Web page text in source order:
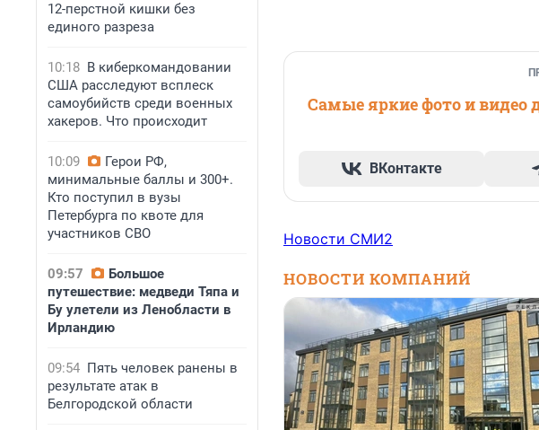
12-перстной кишки без
единого разреза
10:18 В киберкомандовании
США расследуют всплеск
самоубийств среди военных
хакеров. Что происходит
10:09
Герои РФ,
минимальные баллы и 300+.
Кто поступил в вузы
Петербурга по квоте для
участников СВО
09:57
Большое
путешествие: медведи Тяпа и
Бу улетели из Ленобласти в
Ирландию
09:54 Пять человек ранены в
результате атак в
Белгородской области
Самые яркие фото и видео
ВКонтакте
Новости СМИ2
НОВОСТИ КОМПАНИЙ